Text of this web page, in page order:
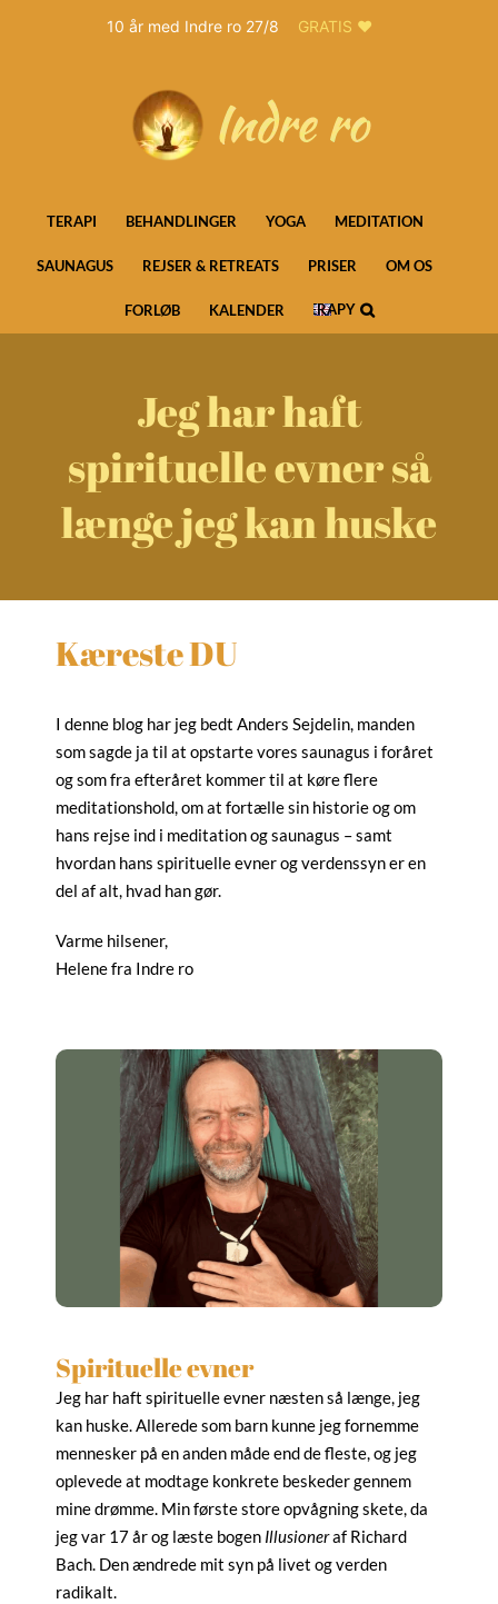
10 år med Indre ro 27/8 GRATIS ❤️
TERAPI BEHANDLINGER YOGA MEDITATION
SAUNAGUS REJSER & RETREATS PRISER OM OS
FORLØB KALENDER
THERAPY
ENGLISH
Jeg har haft
spirituelle evner så
længe jeg kan huske
Kæreste DU
I denne blog har jeg bedt Anders Sejdelin, manden
som sagde ja til at opstarte vores saunagus i foråret
og som fra efteråret kommer til at køre flere
meditationshold, om at fortælle sin historie og om
hans rejse ind i meditation og saunagus – samt
hvordan hans spirituelle evner og verdenssyn er en
del af alt, hvad han gør.
Varme hilsener,
Helene fra Indre ro
Spirituelle evner
Jeg har haft spirituelle evner næsten så længe, jeg
kan huske. Allerede som barn kunne jeg fornemme
mennesker på en anden måde end de fleste, og jeg
oplevede at modtage konkrete beskeder gennem
mine drømme. Min første store opvågning skete, da
jeg var 17 år og læste bogen Illusioneraf Richard
Bach. Den ændrede mit syn på livet og verden
radikalt.